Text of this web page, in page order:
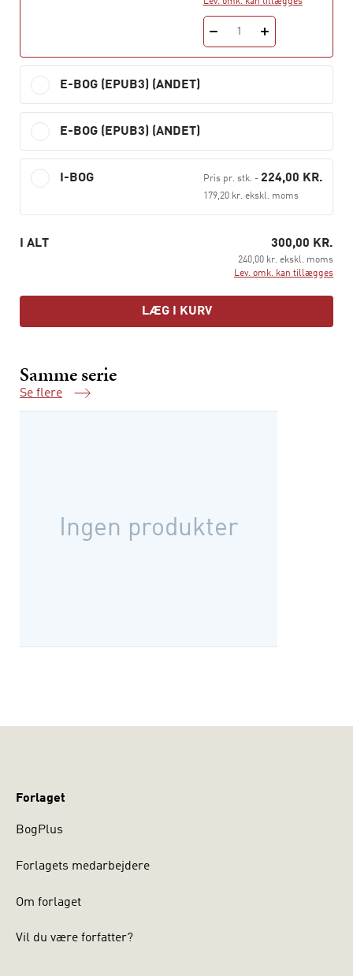
1
E-BOG (EPUB3) (ANDET)
E-BOG (EPUB3) (ANDET)
I-BOG Pris pr. stk.- 224,00 KR.
179,20 kr. ekskl. moms
I ALT 300,00 KR.
240,00 kr. ekskl. moms
Lev. omk. kan tillægges
LÆG I KURV
Samme serie
Se flere
Samme serie
Ingen produkter
Forlaget
BogPlus
Forlagets medarbejdere
Om forlaget
Vil du være forfatter?